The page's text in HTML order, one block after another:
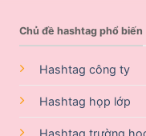
Chủ đề hashtag phổ biến
Hashtag công ty
Hashtag họp lớp